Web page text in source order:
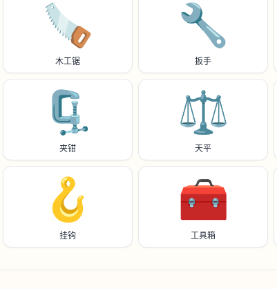
🪚
木工锯
🔧
扳手
🗜️
夹钳
⚖️
天平
🪝
挂钩
🧰
工具箱